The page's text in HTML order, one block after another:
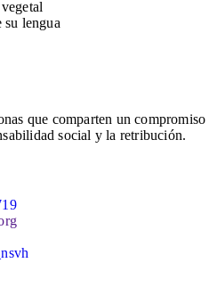
su lengua
que comparten un compromiso
social y la retribución.